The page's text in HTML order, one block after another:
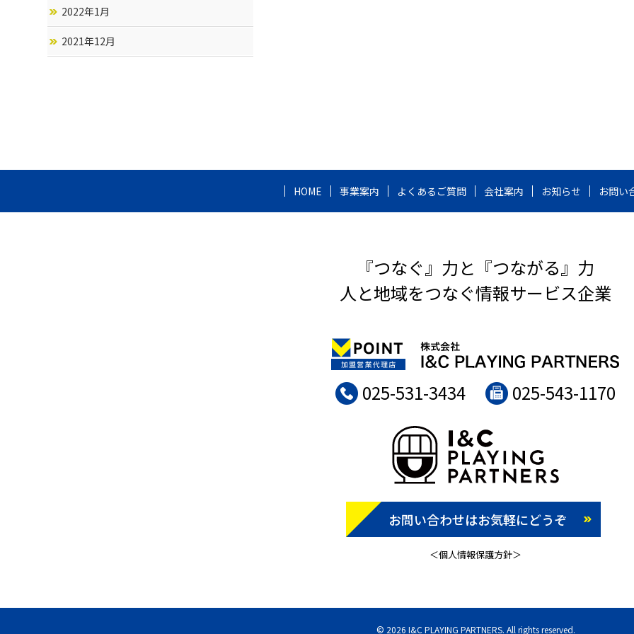
2022年1月
2021年12月
HOME 事業案内 よくあるご質問 会社案内 お知らせ お問い
『つなぐ』力と『つながる』力
人と地域をつなぐ情報サービス企業
025-531-3434 025-543-1170
お問い合わせはお気軽にどうぞ
＜個人情報保護方針＞
© 2026 I&C PLAYING PARTNERS. All rights reserved.